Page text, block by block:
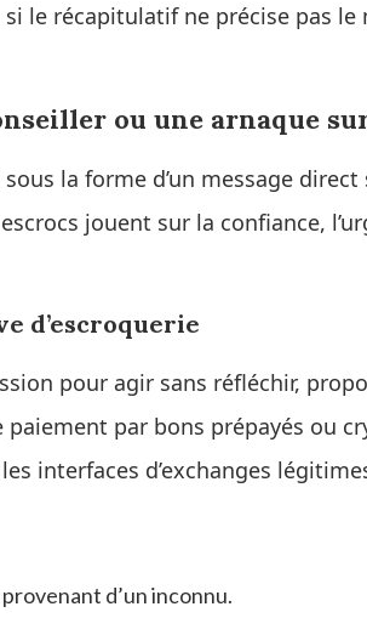
le récapitulatif ne précise pas
ou une arnaque
la forme d’un message direct
jouent sur la confiance,
d’escroquerie
pour agir sans réfléchir,
par bons prépayés ou
interfaces d’exchanges
d’un inconnu.